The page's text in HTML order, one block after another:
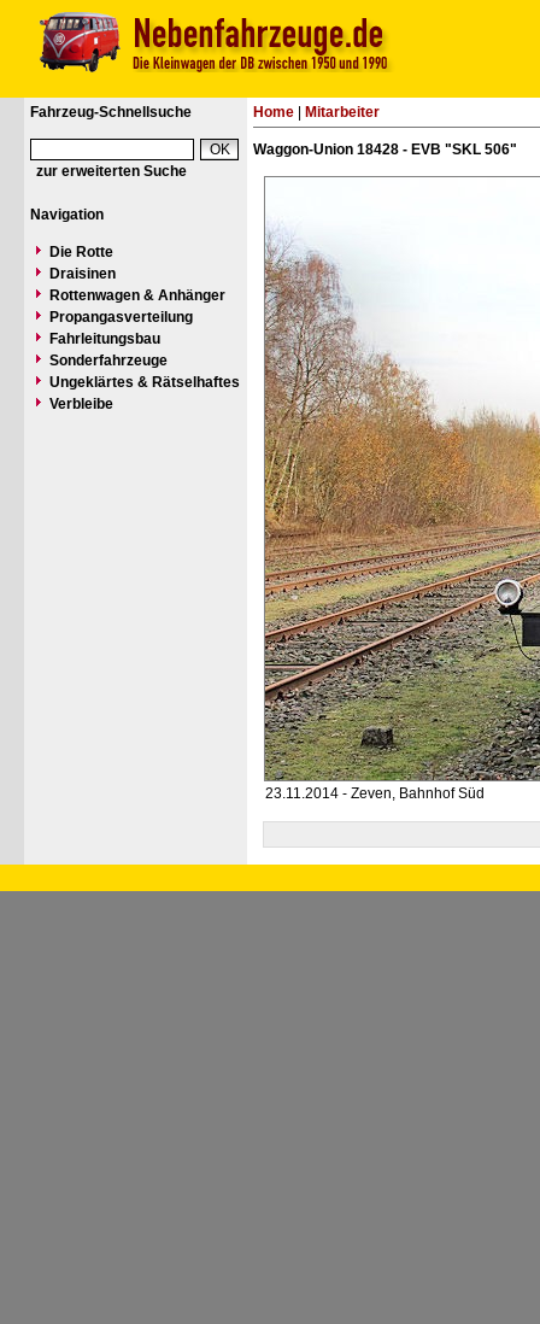
Fahrzeug-Schnellsuche
zur erweiterten Suche
Navigation
Die Rotte
Draisinen
Rottenwagen & Anhänger
Propangasverteilung
Fahrleitungsbau
Sonderfahrzeuge
Ungeklärtes & Rätselhaftes
Verbleibe
Home Mitarbeiter
Waggon-Union 18428 - EVB "SKL 506"
23.11.2014 - Zeven, Bahnhof Süd